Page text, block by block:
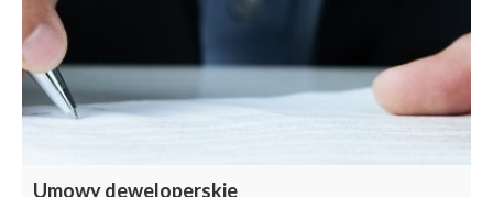
Umowy deweloperskie